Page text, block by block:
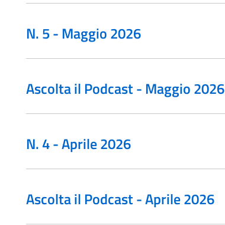
N. 5 - Maggio 2026
Ascolta il Podcast - Maggio 2026
N. 4 - Aprile 2026
Ascolta il Podcast - Aprile 2026